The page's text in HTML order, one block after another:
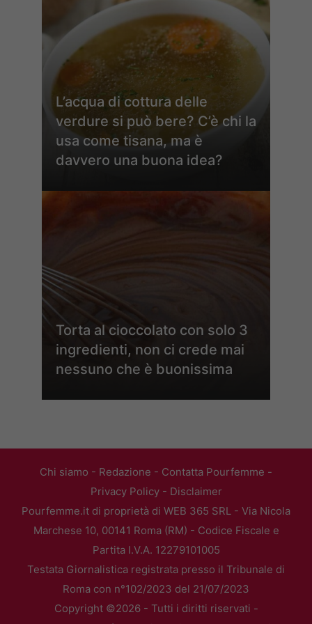
L’acqua di cottura delle
verdure si può bere? C’è chi la
usa come tisana, ma è
davvero una buona idea?
Torta al cioccolato con solo 3
ingredienti, non ci crede mai
nessuno che è buonissima
Chi siamo - Redazione - Contatta Pourfemme -
Privacy Policy- Disclaimer
Pourfemme.it di proprietà di WEB 365 SRL - Via Nicola
Marchese 10, 00141 Roma (RM) - Codice Fiscale e
Partita I.V.A. 12279101005
Testata Giornalistica registrata presso il Tribunale di
Roma con n°102/2023 del 21/07/2023
Copyright ©2026 - Tutti i diritti riservati -